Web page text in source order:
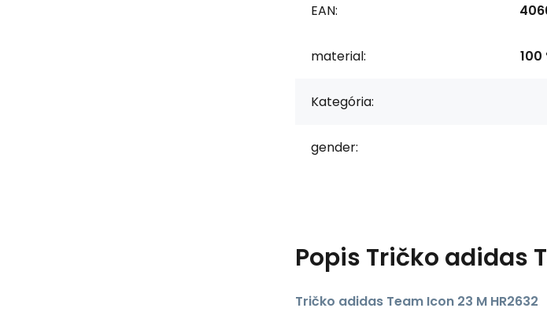
EAN:
material:
Kategória:
gender:
Popis Tričko adidas
Tričko adidas Team Icon 23 M HR2632